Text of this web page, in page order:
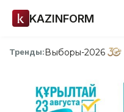
KAZINFORM
Тренды:Выборы-2026